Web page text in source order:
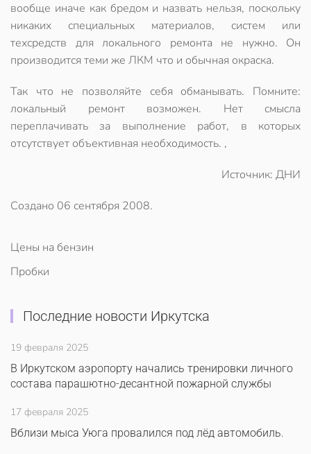
вообще иначе как бредом и назвать нельзя, поскольку
никаких специальных материалов, систем или
техсредств для локального ремонта не нужно. Он
производится теми же ЛКМ что и обычная окраска.
Так что не позволяйте себя обманывать. Помните:
локальный ремонт возможен. Нет смысла
переплачивать за выполнение работ, в которых
отсутствует объективная необходимость. ,
Источник: ДНИ
Создано 06 сентября 2008.
Цены на бензин
Пробки
Последние новости Иркутска
19 февраля 2025
В Иркутском аэропорту начались тренировки личного
состава парашютно-десантной пожарной службы
17 февраля 2025
Вблизи мыса Уюга провалился под лёд автомобиль.